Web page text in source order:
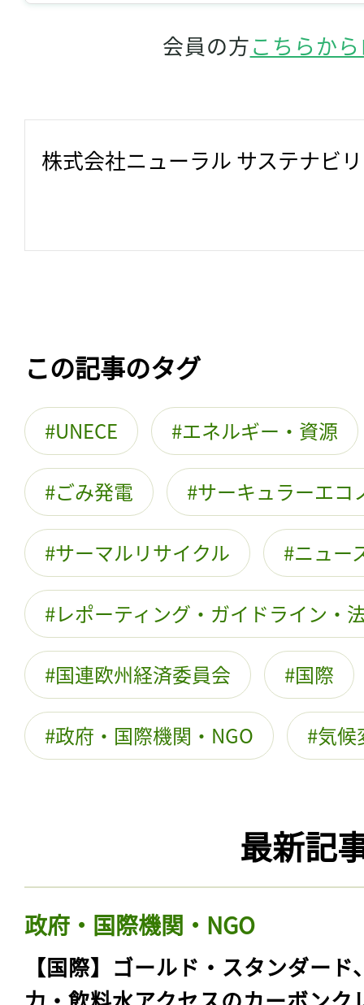
会員の方こちらか
株式会社ニューラル サステナビ
この記事のタグ
UNECE エネルギー・資源
ごみ発電 サーキュラーエコ
サーマルリサイクル ニュー
レポーティング・ガイドライン・
国連欧州経済委員会 国際
政府・国際機関・NGO 気候
最新記
政府・国際機関・NGO
【国際】ゴールド・スタンダード